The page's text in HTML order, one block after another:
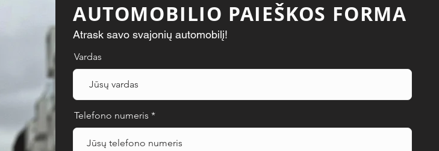
AUTOMOBILIO PAIEŠKOS FORMA
Atrask savo svajonių automobilį!
Vardas
Telefono numeris